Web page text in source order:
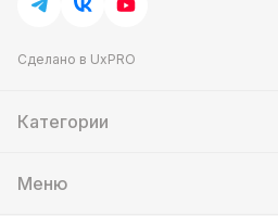
Сделано в UxPRO
Категории
Кейтеринг
Меню